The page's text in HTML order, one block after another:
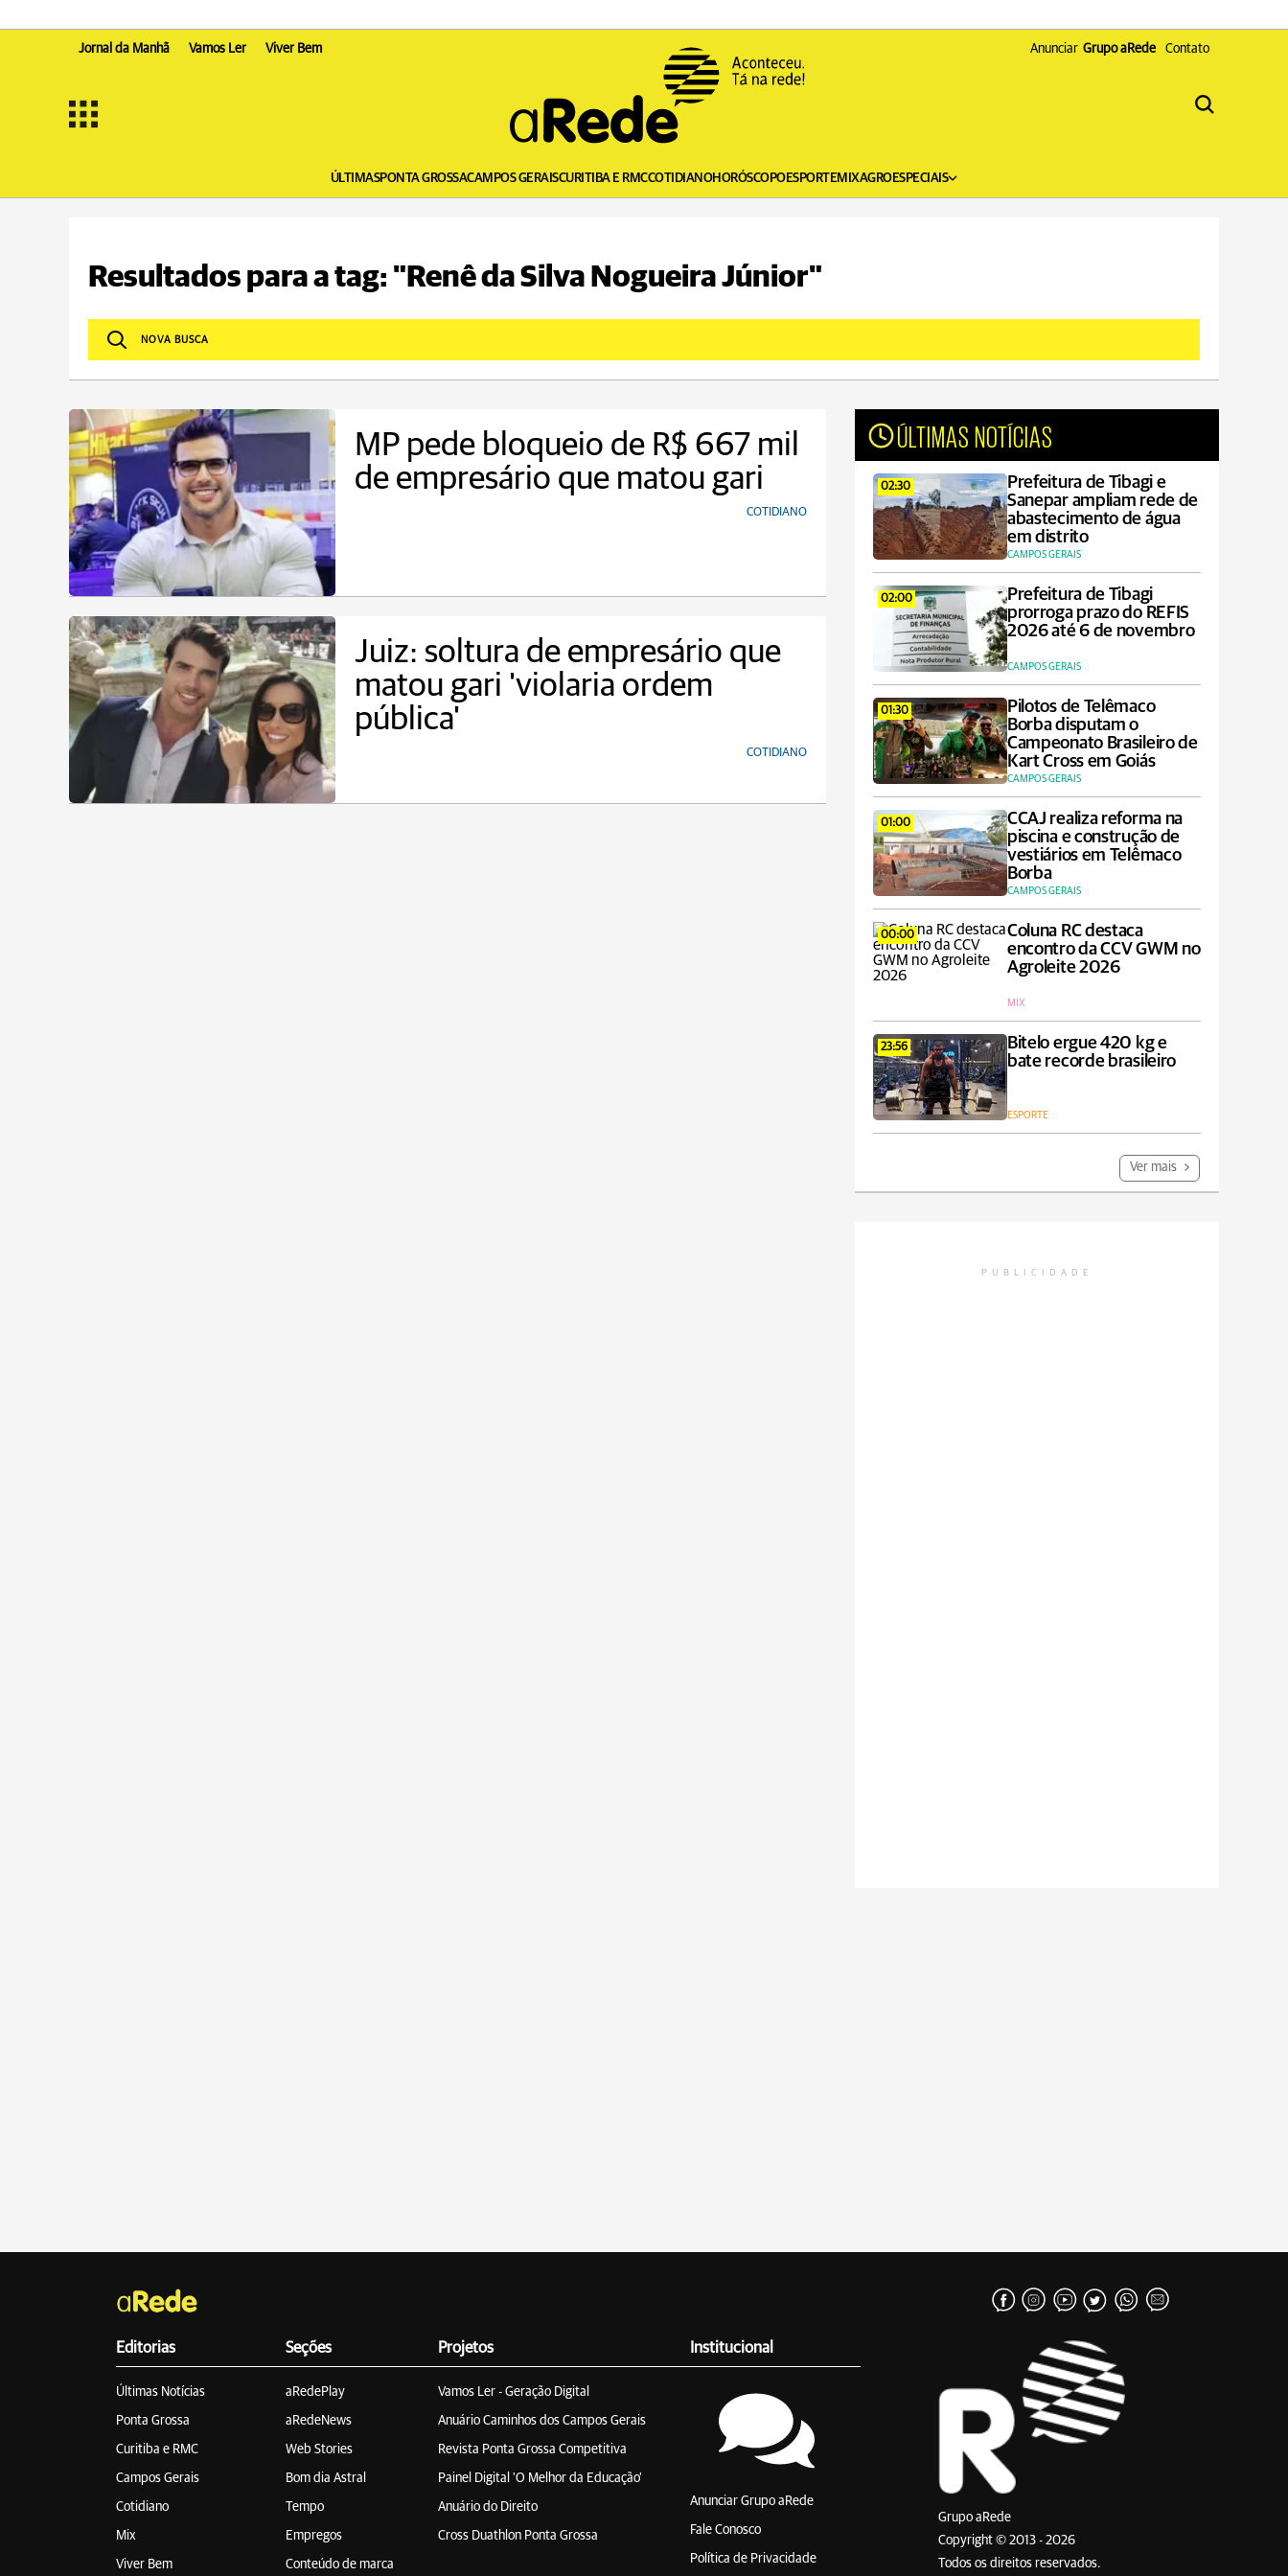
Jornal da Manhã Vamos Ler Viver Bem Anunciar Grupo aRede Contato
ÚLTIMASPONTA GROSSACAMPOS GERAISCURITIBA E RMCCOTIDIANOHORÓSCOPOESPORTEMIXAGROESPECIAIS
Resultados para a tag: "Renê da Silva Nogueira Júnior"
MP pede bloqueio de R$ 667 mil
de empresário que matou gari
COTIDIANO
Juiz: soltura de empresário que
matou gari 'violaria ordem
pública'
COTIDIANO
ÚLTIMAS NOTÍCIAS
02:30
Prefeitura de Tibagi e
Sanepar ampliam rede de
abastecimento de água
em distrito
CAMPOS GERAIS
02:00
Prefeitura de Tibagi
prorroga prazo do REFIS
2026 até 6 de novembro
CAMPOS GERAIS
01:30
Pilotos de Telêmaco
Borba disputam o
Campeonato Brasileiro de
Kart Cross em Goiás
CAMPOS GERAIS
01:00
CCAJ realiza reforma na
piscina e construção de
vestiários em Telêmaco
Borba
CAMPOS GERAIS
00:00
Coluna RC destaca
encontro da CCV GWM no
Agroleite 2026
MIX
23:56
Bitelo ergue 420 kg e
bate recorde brasileiro
ESPORTE
Ver mais
PUBLICIDADE
Editorias
Últimas Notícias
Ponta Grossa
Curitiba e RMC
Campos Gerais
Cotidiano
Mix
Viver Bem
Seções
aRedePlay
aRedeNews
Web Stories
Bom dia Astral
Tempo
Empregos
Conteúdo de marca
Projetos
Vamos Ler - Geração Digital
Anuário Caminhos dos Campos Gerais
Revista Ponta Grossa Competitiva
Painel Digital 'O Melhor da Educação'
Anuário do Direito
Cross Duathlon Ponta Grossa
Institucional
Anunciar Grupo aRede
Fale Conosco
Política de Privacidade
Grupo aRede
Copyright © 2013 - 2026
Todos os direitos reservados.